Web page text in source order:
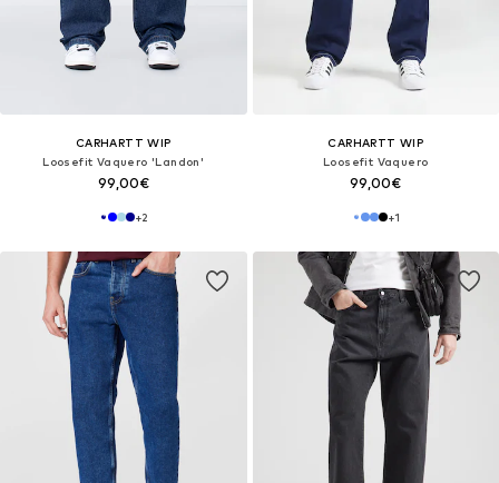
CARHARTT WIP
Loosefit Vaquero 'Landon'
99,00€
+2
CARHARTT WIP
Loosefit Vaquero
99,00€
+1